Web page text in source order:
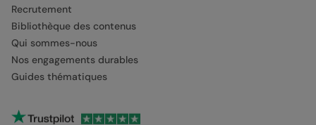
Recrutement
Bibliothèque des contenus
Qui sommes-nous
Nos engagements durables
Guides thématiques